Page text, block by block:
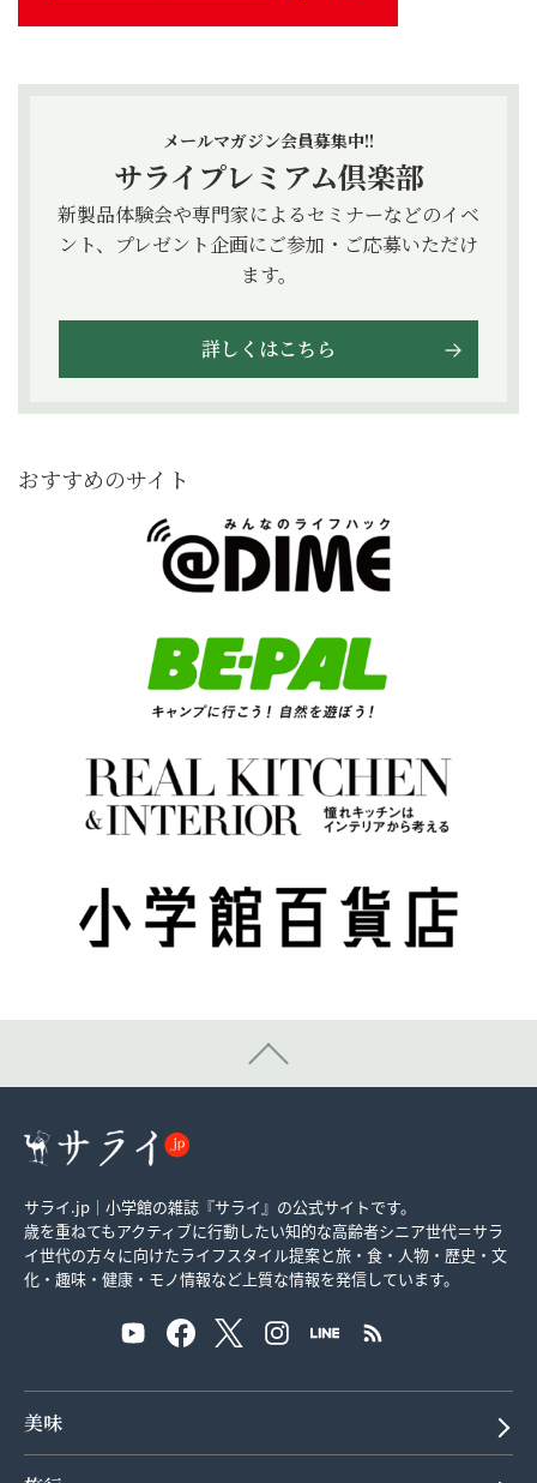
メールマガジン会員募集中!!
サライプレミアム倶楽部
新製品体験会や専門家によるセミナーなどのイベ
ント、プレゼント企画にご参加・ご応募いただけ
ます。
詳しくはこちら
おすすめのサイト
サライ.jp｜小学館の雑誌『サライ』の公式サイトです。
歳を重ねてもアクティブに行動したい知的な高齢者シニア世代＝サラ
イ世代の方々に向けたライフスタイル提案と旅・食・人物・歴史・文
化・趣味・健康・モノ情報など上質な情報を発信しています。
美味